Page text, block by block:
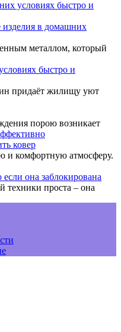
изделия в домашних
металлом, который
быстро и
придаёт жилищу уют
порою возникает
ковер
и комфортную атмосферу.
она заблокирована
техники проста – она